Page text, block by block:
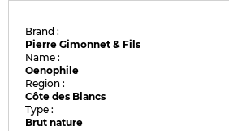
Brand :
Pierre Gimonnet & Fils
Name :
Oenophile
Region :
Côte des Blancs
Type :
Brut nature